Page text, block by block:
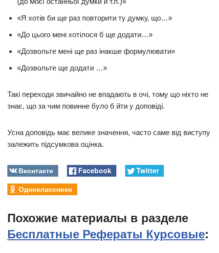
«Я хотів би ще раз повторити ту думку, що…»
«До цього мені хотілося б ще додати…»
«Дозвольте мені ще раз інакше формулювати»
«Дозвольте ще додати …»
Такі переходи звичайно не впадають в очі, тому що ніхто не
знає, що за чим повинне було б йти у доповіді.
Усна доповідь має велике значення, часто саме від виступу
залежить підсумкова оцінка.
Вконтакте Facebook
Twitter
Одноклассники
Похожие материалы в разделе
Бесплатные Рефераты Курсовые: